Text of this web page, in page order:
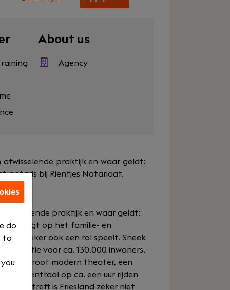
About us
Agency
praktijk en waar geldt:
notaris bij Rientjes Notariaat.
praktijk en waar geldt:
jaren ligt op het familie- en
zeker ook een rol speelt. Sneek
functie voor ca. 130.000 inwoners.
groot modern theater, een
vrij centraal op ca. een uur rijden
dat betreft is Friesland zeker niet
do
to